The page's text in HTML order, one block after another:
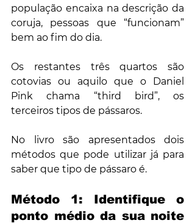
população encaixa na descrição da
coruja, pessoas que “funcionam”
bem ao fim do dia.
Os restantes três quartos são
cotovias ou aquilo que o Daniel
Pink chama “third bird”, os
terceiros tipos de pássaros.
No livro são apresentados dois
métodos que pode utilizar já para
saber que tipo de pássaro é.
Método 1: Identifique o
ponto médio da sua noite